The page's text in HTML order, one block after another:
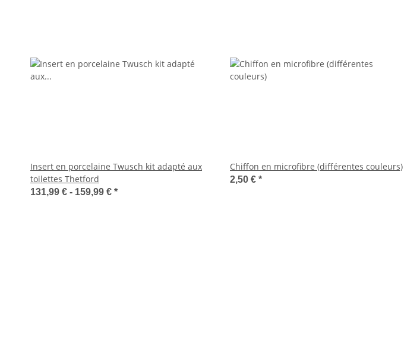
Insert en porcelaine Twusch kit adapté aux
toilettes Thetford
131,99 € - 159,99 € *
Chiffon en microfibre (différentes couleurs)
2,50 € *